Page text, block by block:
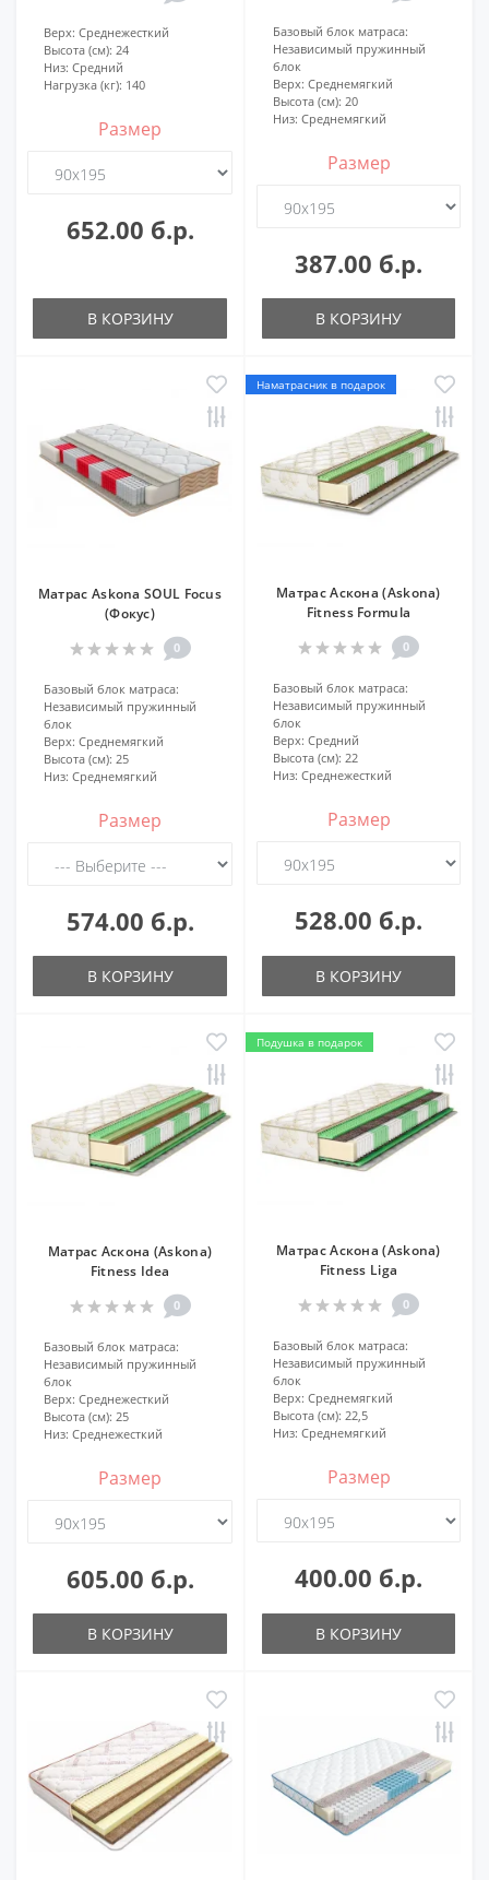
Верх: Среднежесткий
Высота (см): 24
Низ: Средний
Нагрузка (кг): 140
Размер
652.00 б.р.
В КОРЗИНУ
Базовый блок матраса:
Независимый пружинный
блок
Верх: Среднемягкий
Высота (см): 20
Низ: Среднемягкий
Размер
387.00 б.р.
В КОРЗИНУ
Матрас Askona SOUL Focus
(Фокус)
0
Базовый блок матраса:
Независимый пружинный
блок
Верх: Среднемягкий
Высота (см): 25
Низ: Среднемягкий
Размер
574.00 б.р.
В КОРЗИНУ
Наматрасник в подарок
Матрас Аскона (Askona)
Fitness Formula
0
Базовый блок матраса:
Независимый пружинный
блок
Верх: Средний
Высота (см): 22
Низ: Среднежесткий
Размер
528.00 б.р.
В КОРЗИНУ
Матрас Аскона (Askona)
Fitness Idea
0
Базовый блок матраса:
Независимый пружинный
блок
Верх: Среднежесткий
Высота (см): 25
Низ: Среднежесткий
Размер
605.00 б.р.
В КОРЗИНУ
Подушка в подарок
Матрас Аскона (Askona)
Fitness Liga
0
Базовый блок матраса:
Независимый пружинный
блок
Верх: Среднемягкий
Высота (см): 22,5
Низ: Среднемягкий
Размер
400.00 б.р.
В КОРЗИНУ